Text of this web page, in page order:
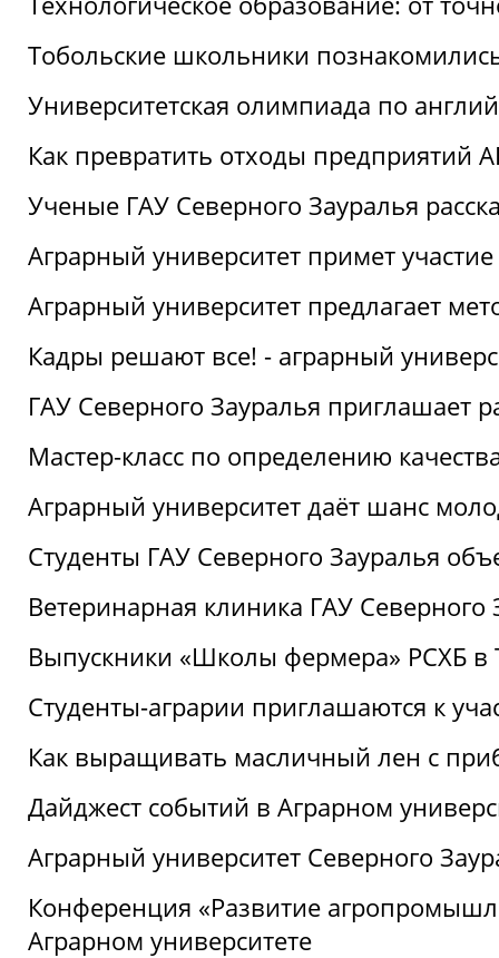
Тобольские школьники
Университетская олимпиада по
Как превратить отходы предприятий
Ученые ГАУ Северного Зауралья
Аграрный университет примет
Аграрный университет предлагает
Кадры решают все! - аграрный
ГАУ Северного Зауралья приглашает
Мастер-класс по определению
Аграрный университет даёт шанс
Студенты ГАУ Северного Зауралья
Ветеринарная клиника ГАУ Северного
Выпускники «Школы фермера» РСХБ
Студенты-аграрии приглашаются к
Как выращивать масличный лен с
Дайджест событий в Аграрном
Аграрный университет Северного
Конференция «Развитие
Аграрном университете